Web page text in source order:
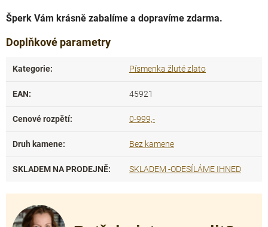
Šperk Vám krásně zabalíme a dopravíme zdarma.
Doplňkové parametry
Kategorie: Písmenka žluté zlato
EAN: 45921
Cenové rozpětí: 0-999,-
Druh kamene: Bez kamene
SKLADEM NA PRODEJNĚ: SKLADEM -ODESÍLÁME IHNED